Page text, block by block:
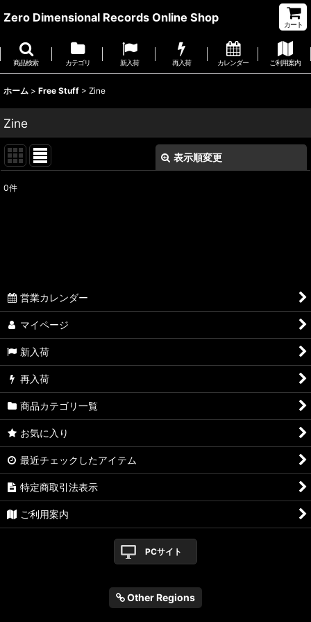
Zero Dimensional Records Online Shop
カート
商品検索 カテゴリ 新入荷 再入荷 カレンダー ご利用案内
ホーム > Free Stuff > Zine
Zine
表示順変更
0件
営業カレンダー
マイページ
新入荷
再入荷
商品カテゴリ一覧
お気に入り
最近チェックしたアイテム
特定商取引法表示
ご利用案内
PCサイト
Other Regions